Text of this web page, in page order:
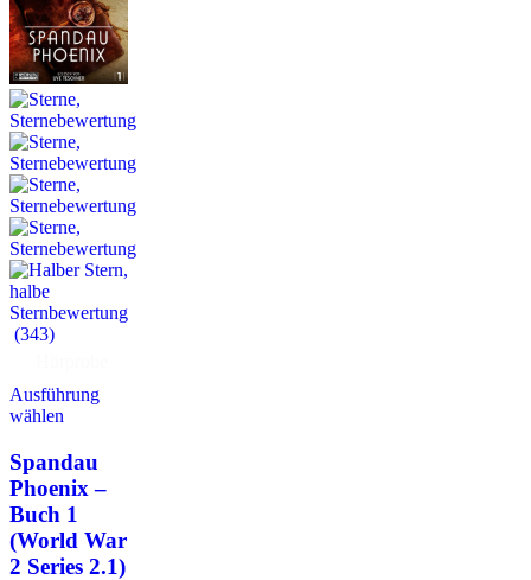
(343)
Ausführung
wählen
Spandau
Phoenix –
Buch 1
(World War
2 Series 2.1)